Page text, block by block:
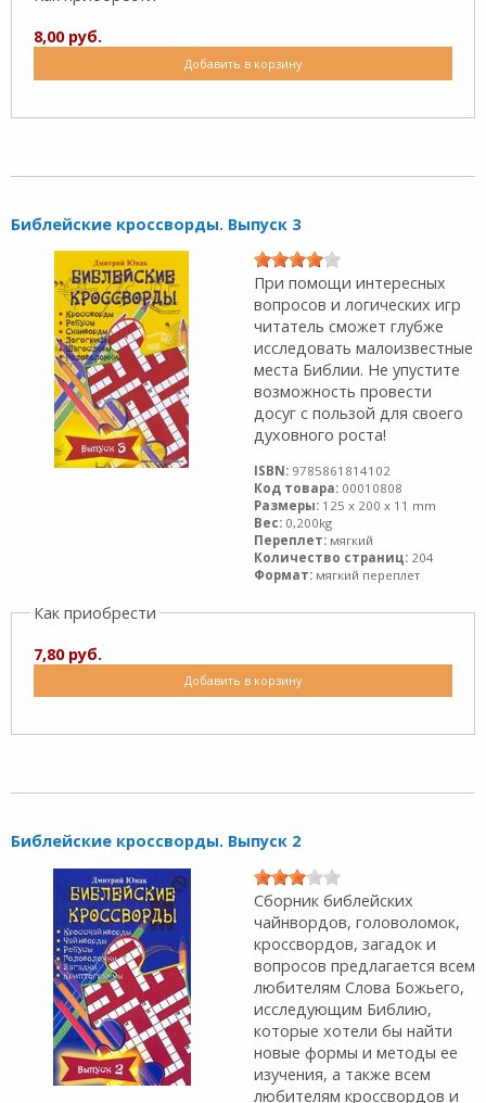
8,00 руб.
Добавить в корзину
Библейские кроссворды. Выпуск 3
При помощи интересных
вопросов и логических игр
читатель сможет глубже
исследовать малоизвестные
места Библии. Не упустите
возможность провести
досуг с пользой для своего
духовного роста!
ISBN: 9785861814102
Код товара: 00010808
Размеры: 125 x 200 x 11 mm
Вес: 0,200kg
Переплет: мягкий
Количество страниц: 204
Формат: мягкий переплет
Как приобрести
7,80 руб.
Добавить в корзину
Библейские кроссворды. Выпуск 2
Сборник библейских
чайнвордов, головоломок,
кроссвордов, загадок и
вопросов предлагается всем
любителям Слова Божьего,
исследующим Библию,
которые хотели бы найти
новые формы и методы ее
изучения, а также всем
любителям кроссвордов и